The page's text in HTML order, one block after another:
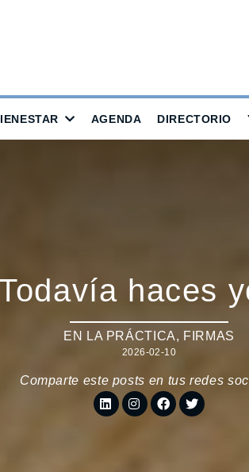
AGENDA DIRECTORIO
haces
EN LA PRÁCTICA, FIRMAS
2026-02-10
Comparte este posts en tus redes